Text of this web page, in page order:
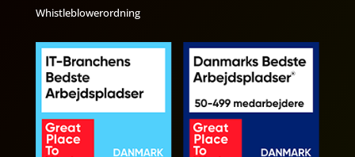
Whistleblowerordning